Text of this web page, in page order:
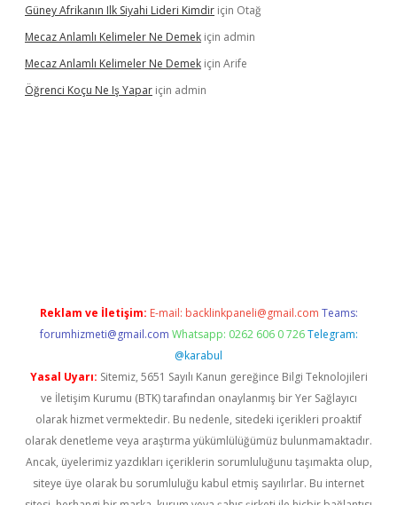
Güney Afrikanın Ilk Siyahi Lideri Kimdir için Otağ
Mecaz Anlamlı Kelimeler Ne Demek için admin
Mecaz Anlamlı Kelimeler Ne Demek için Arife
Öğrenci Koçu Ne Iş Yapar için admin
Reklam ve İletişim: E-mail: backlinkpaneli@gmail.com Teams:
forumhizmeti@gmail.com Whatsapp: 0262 606 0 726 Telegram:
@karabul
Yasal Uyarı: Sitemiz, 5651 Sayılı Kanun gereğince Bilgi Teknolojileri
ve İletişim Kurumu (BTK) tarafından onaylanmış bir Yer Sağlayıcı
olarak hizmet vermektedir. Bu nedenle, sitedeki içerikleri proaktif
olarak denetleme veya araştırma yükümlülüğümüz bulunmamaktadır.
Ancak, üyelerimiz yazdıkları içeriklerin sorumluluğunu taşımakta olup,
siteye üye olarak bu sorumluluğu kabul etmiş sayılırlar. Bu internet